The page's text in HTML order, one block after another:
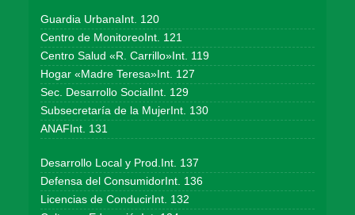
Guardia UrbanaInt. 120
Centro de MonitoreoInt. 121
Centro Salud «R. Carrillo»Int. 119
Hogar «Madre Teresa»Int. 127
Sec. Desarrollo SocialInt. 129
Subsecretaría de la MujerInt. 130
ANAFInt. 131
Desarrollo Local y Prod.Int. 137
Defensa del ConsumidorInt. 136
Licencias de ConducirInt. 132